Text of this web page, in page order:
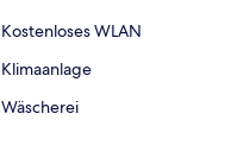
Kostenloses WLAN
Klimaanlage
Wäscherei